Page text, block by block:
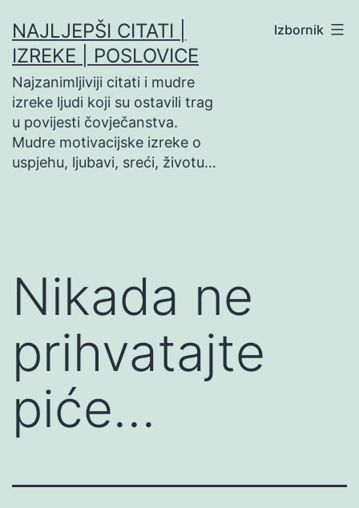
na
sadržaj
NAJLJEPŠI CITATI |
IZREKE | POSLOVICE
Najzanimljiviji citati i mudre
izreke ljudi koji su ostavili trag
u povijesti čovječanstva.
Mudre motivacijske izreke o
uspjehu, ljubavi, sreći, životu…
Izbornik
Nikada ne
prihvatajte
piće…